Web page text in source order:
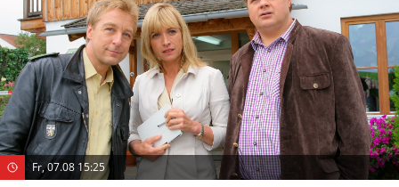
Fr, 07.08 15:25